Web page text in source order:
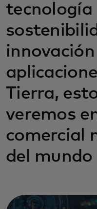
tecnología
Tierra,
veremos
comercial
del